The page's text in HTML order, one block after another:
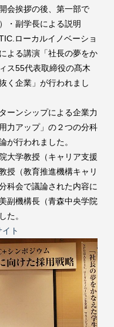
会挨拶の後、第一部で
・副学長による説明
ローカルイノベーショ
よる講演「社長の夢をか
ス55代表取締役の髙木
く企業」が行われまし
ーンシップによる企業力
力アップ」の２つの分科
が行われました。
大学教授（キャリア支援
授（教育推進機構キャリ
科会で議論された内容に
副機構長（青森中央学院
た。
ト